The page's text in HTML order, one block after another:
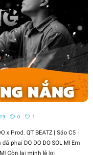
0 1
x Prod. QT BEATZ | Sáo C5 |
phai DO DO DO SOL MI Em
Còn lại mình lẻ loi